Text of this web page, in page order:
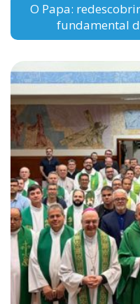
O Papa:
fundamental